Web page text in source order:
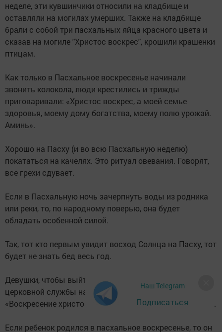
неделе, эти кувшинчики относили на кладбище и
оставляли на могилах умерших. Также на кладбище
брали с собой три пасхальных яйца красного цвета и
сказав на могиле "Христос воскрес", крошили крашенки
птицам.
Как только в Пасхальное воскресенье начинали
звонить колокола, люди крестились и трижды
приговаривали: «Христос воскрес, а моей семье
здоровья, моему дому богатства, моему полю урожай.
Аминь».
Хорошо на Пасху (и во всю Пасхальную неделю)
покататься на качелях. Это ритуал овевания. Говорят,
все грехи сдувает.
Если в Пасхальную ночь зачерпнуть воды из родника
или реки, то, по народному поверью, она будет
обладать особенной силой.
Так, тот кто первым увидит восход Солнца на Пасху, тот
будет не знать бед весь год.
Девушки, чтобы выйти замуж должны были во время
церковной службы на Пасху нужно сказать про себя:
«Воскресение христово! Пошли мне жениха холостого!».
Если ребенок родился в пасхальное воскресенье, то он
Наш Telegram
Подписаться